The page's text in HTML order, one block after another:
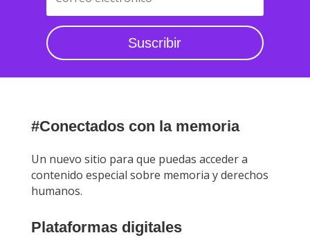
Suscribir
#Conectados con la memoria
Un nuevo sitio para que puedas acceder a
contenido especial sobre memoria y derechos
humanos.
Plataformas digitales